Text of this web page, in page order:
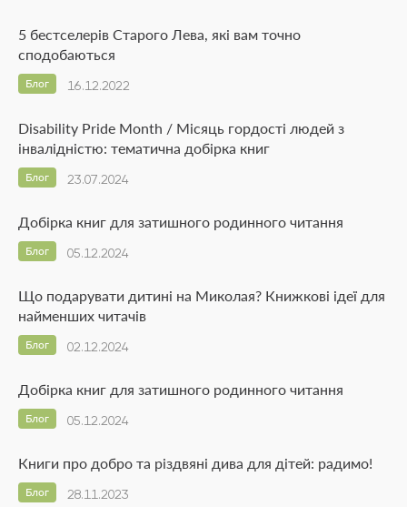
5 бестселерів Старого Лева, які вам точно
сподобаються
16.12.2022
Блог
Disability Pride Month / Місяць гордості людей з
інвалідністю: тематична добірка книг
23.07.2024
Блог
Добірка книг для затишного родинного читання
05.12.2024
Блог
Що подарувати дитині на Миколая? Книжкові ідеї для
найменших читачів
02.12.2024
Блог
Добірка книг для затишного родинного читання
05.12.2024
Блог
Книги про добро та різдвяні дива для дітей: радимо!
28.11.2023
Блог